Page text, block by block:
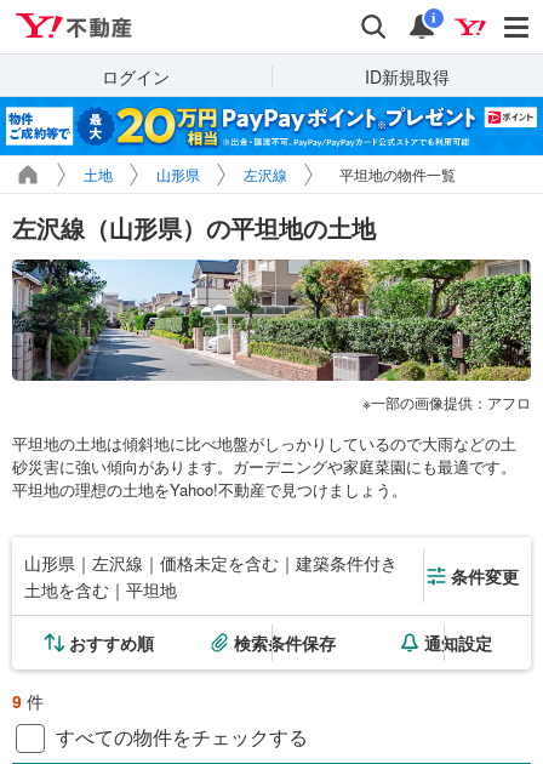
検索 通知
i
ログイン ID新規取得
土地 山形県 左沢線 平坦地の物件一覧
左沢線（山形県）の平坦地の土地
一部の画像提供：アフロ
平坦地の土地は傾斜地に比べ地盤がしっかりしているので大雨などの土
砂災害に強い傾向があります。ガーデニングや家庭菜園にも最適です。
平坦地の理想の土地をYahoo!不動産で見つけましょう。
山形県｜左沢線｜価格未定を含む｜建築条件付き
土地を含む｜平坦地
条件変更
おすすめ順 検索条件保存 通知設定
9 件
すべての物件をチェックする